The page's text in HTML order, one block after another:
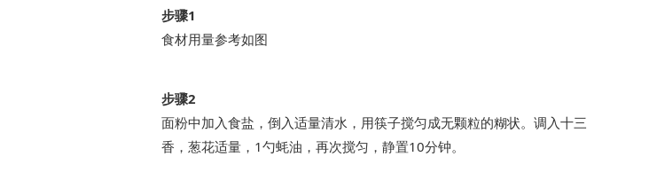
步骤1
食材用量参考如图
步骤2
面粉中加入食盐，倒入适量清水，用筷子搅匀成无颗粒的糊状。调入十三
香，葱花适量，1勺蚝油，再次搅匀，静置10分钟。